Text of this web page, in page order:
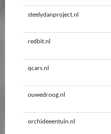
steelydanproject.nl
redbit.nl
qcars.nl
ouwedroog.nl
orchideeentuin.nl